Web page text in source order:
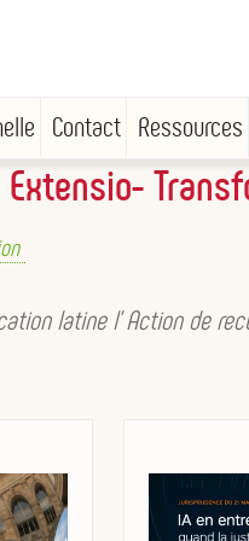
Contact Ressources
Extensio-
latine l’ Action de